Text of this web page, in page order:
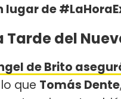
lugar de
Tarde del
de Brito
que Tomás Dente